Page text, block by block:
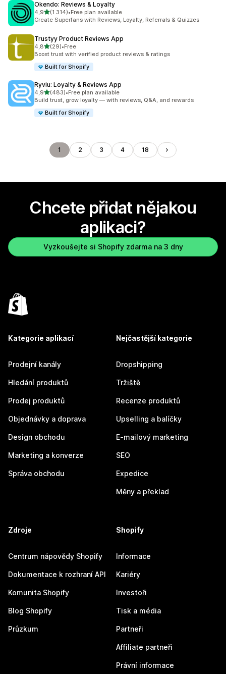
Okendo: Reviews & Loyalty
4,9z 5 hvězd
(1 314)
Celkový počet recenzí: 1314
•Free plan available
Create Superfans with Reviews, Loyalty, Referrals & Quizzes
Trustyy Product Reviews App
4,8z 5 hvězd
(29)
Celkový počet recenzí: 29
•Free
Boost trust with verified product reviews & ratings
Built for Shopify
Ryviu: Loyalty & Reviews App
4,9z 5 hvězd
(483)
Celkový počet recenzí: 483
•Free plan available
Build trust, grow loyalty — with reviews, Q&A, and rewards
Built for Shopify
1 2 3 4 18
Chcete přidat nějakou
aplikaci?
Vyzkoušejte si Shopify zdarma na 3 dny
Kategorie aplikací
Prodejní kanály
Hledání produktů
Prodej produktů
Objednávky a doprava
Design obchodu
Marketing a konverze
Správa obchodu
Nejčastější kategorie
Dropshipping
Tržiště
Recenze produktů
Upselling a balíčky
E-mailový marketing
SEO
Expedice
Měny a překlad
Zdroje
Centrum nápovědy Shopify
Dokumentace k rozhraní API
Komunita Shopify
Blog Shopify
Průzkum
Shopify
Informace
Kariéry
Investoři
Tisk a média
Partneři
Affiliate partneři
Právní informace